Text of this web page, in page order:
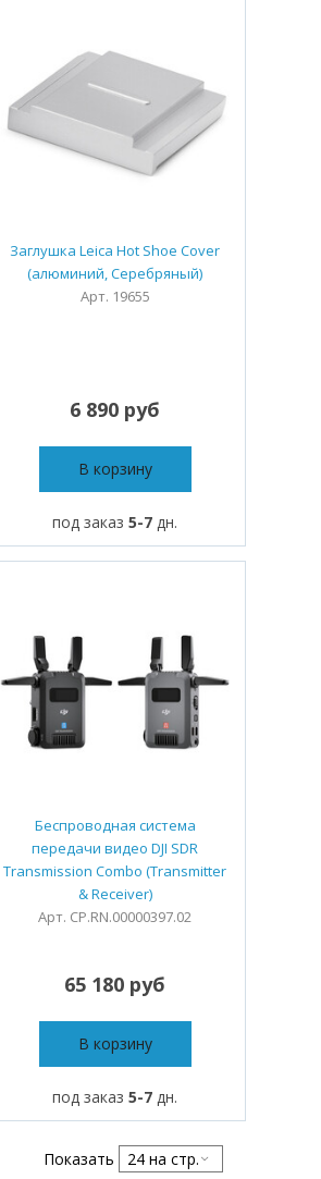
Заглушка Leica Hot Shoe Cover
(алюминий, Серебряный)
Арт. 19655
6 890 руб
В корзину
под заказ5-7 дн.
Беспроводная система
передачи видео DJI SDR
Transmission Combo (Transmitter
& Receiver)
Арт. CP.RN.00000397.02
65 180 руб
В корзину
под заказ5-7 дн.
Показать